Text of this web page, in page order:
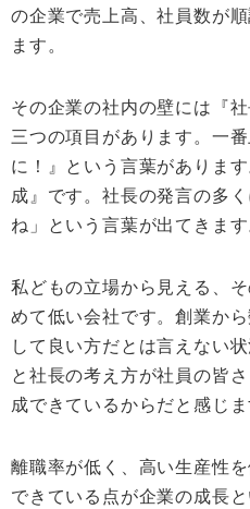
の企業で売上高、社員数が
ます。
その企業の社内の壁には『
三つの項目があります。一
に！』という言葉がありま
成』です。社長の発言の多
ね」という言葉が出てきます
私どもの立場から見える、
めて低い会社です。創業か
して良い方だとは言えない
と社長の考え方が社員の皆
成できているからだと感じま
離職率が低く、高い生産性
できている点が企業の成長